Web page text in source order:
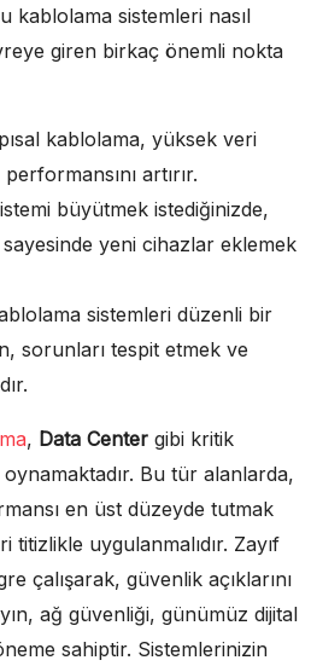
kablolama sistemleri nasıl
giren birkaç önemli nokta
kablolama, yüksek veri
artırır.
büyütmek istediğinizde,
yeni cihazlar eklemek
sistemleri düzenli bir
sorunları tespit etmek ve
, Data Center gibi kritik
Bu tür alanlarda,
en üst düzeyde tutmak
titizlikle uygulanmalıdır. Zayıf
çalışarak, güvenlik açıklarını
ağ güvenliği, günümüz dijital
sahiptir. Sistemlerinizin